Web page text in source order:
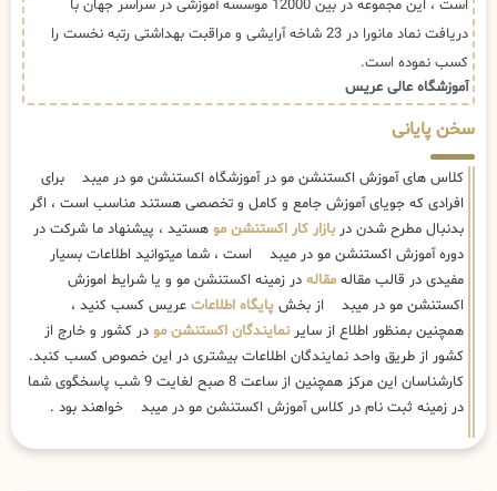
است ، این مجموعه در بین 12000 موسسه آموزشی در سراسر جهان با
دریافت نماد مانورا در 23 شاخه آرایشی و مراقبت بهداشتی رتبه نخست را
کسب نموده است.
آموزشگاه عالی عریس
سخن پایانی
کلاس های آموزش اکستنشن مو در آموزشگاه اکستنشن مو در میبد برای
افرادی که جویای آموزش جامع و کامل و تخصصی هستند مناسب است ، اگر
بدنبال مطرح شدن دربازار کار اکستنشن مو هستید ، پیشنهاد ما شرکت در
دوره آموزش اکستنشن مو در میبد است ، شما میتوانید اطلاعات بسیار
مفیدی در قالب مقاله مقاله در زمینه اکستنشن مو و یا شرایط اموزش
اکستنشن مو در میبد از بخش پایگاه اطلاعات عریس کسب کنید ،
همچنین بمنظور اطلاع از سایرنمایندگان اکستنشن مو در کشور و خارج از
کشور از طریق واحد نمایندگان اطلاعات بیشتری در این خصوص کسب کنبد.
کارشناسان این مرکز همچنین از ساعت 8 صبح لغایت 9 شب پاسخگوی شما
در زمینه ثبت نام در کلاس آموزش اکستنشن مو در میبد خواهند بود .